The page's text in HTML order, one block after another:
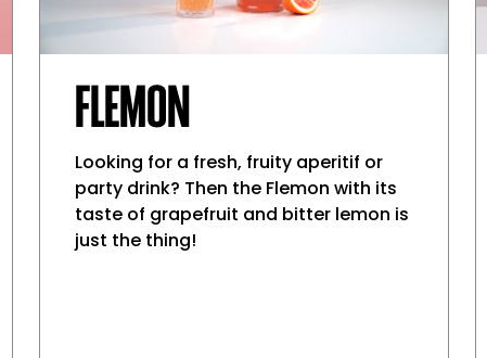
FLEMON
Looking for a fresh, fruity aperitif or
party drink? Then the Flemon with its
taste of grapefruit and bitter lemon is
just the thing!